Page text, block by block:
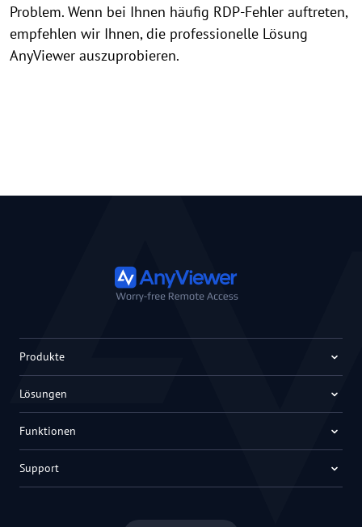
Problem. Wenn bei Ihnen häufig RDP-Fehler auftreten,
empfehlen wir Ihnen, die professionelle Lösung
AnyViewer auszuprobieren.
Produkte
Lösungen
Funktionen
Support